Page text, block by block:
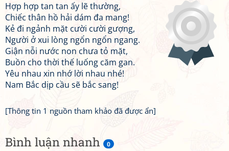
Bình luận nhanh 0
Hợp hợp tan tan ấy lẽ thường,
Chiếc thân hồ hải dám đa mang!
Kẻ đi ngảnh mặt cười cười gượng,
Người ở xui lòng ngổn ngổn ngang.
Giận nỗi nước non chưa tỏ mặt,
Buồn cho thời thế luống căm gan.
Yêu nhau xin nhớ lời nhau nhé!
Nam Bắc dịp cầu sẽ bắc sang!
[Thông tin 1 nguồn tham khảo đã được ẩn]